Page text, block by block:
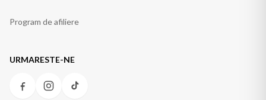
Program de afiliere
URMARESTE-NE